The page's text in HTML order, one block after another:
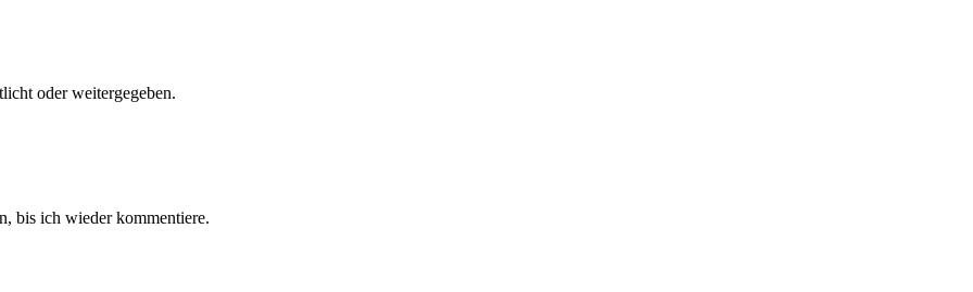
oder weitergegeben.
bis ich wieder kommentiere.